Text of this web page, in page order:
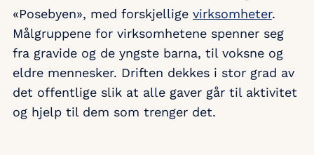
«Posebyen», med forskjellige virksomheter.
Målgruppene for virksomhetene spenner seg
fra gravide og de yngste barna, til voksne og
eldre mennesker. Driften dekkes i stor grad av
det offentlige slik at alle gaver går til aktivitet
og hjelp til dem som trenger det.